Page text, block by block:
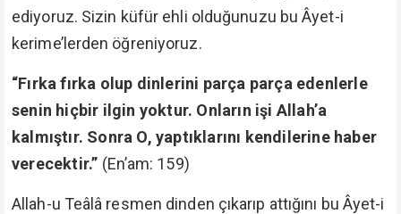
ediyoruz. Sizin küfür ehli olduğunuzu bu Âyet-i
kerime’lerden öğreniyoruz.
“Fırka fırka olup dinlerini parça parça edenlerle
senin hiçbir ilgin yoktur. Onların işi Allah’a
kalmıştır. Sonra O, yaptıklarını kendilerine haber
verecektir.” (En’am: 159)
Allah-u Teâlâ resmen dinden çıkarıp attığını bu Âyet-i